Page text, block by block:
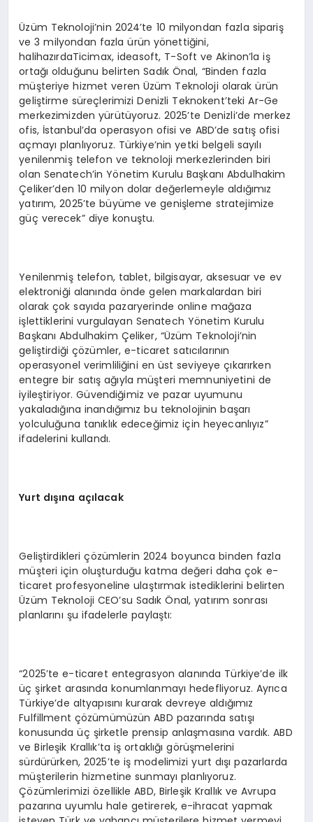
Üzüm Teknoloji’nin 2024’te 10 milyondan fazla sipariş
ve 3 milyondan fazla ürün yönettiğini,
halihazırdaTicimax, ideasoft, T-Soft ve Akinon’la iş
ortağı olduğunu belirten Sadık Önal, “Binden fazla
müşteriye hizmet veren Üzüm Teknoloji olarak ürün
geliştirme süreçlerimizi Denizli Teknokent’teki Ar-Ge
merkezimizden yürütüyoruz. 2025’te Denizli’de merkez
ofis, İstanbul’da operasyon ofisi ve ABD’de satış ofisi
açmayı planlıyoruz. Türkiye’nin yetki belgeli sayılı
yenilenmiş telefon ve teknoloji merkezlerinden biri
olan Senatech’in Yönetim Kurulu Başkanı Abdulhakim
Çeliker’den 10 milyon dolar değerlemeyle aldığımız
yatırım, 2025’te büyüme ve genişleme stratejimize
güç verecek” diye konuştu.
Yenilenmiş telefon, tablet, bilgisayar, aksesuar ve ev
elektroniği alanında önde gelen markalardan biri
olarak çok sayıda pazaryerinde online mağaza
işlettiklerini vurgulayan Senatech Yönetim Kurulu
Başkanı Abdulhakim Çeliker, “Üzüm Teknoloji’nin
geliştirdiği çözümler, e-ticaret satıcılarının
operasyonel verimliliğini en üst seviyeye çıkarırken
entegre bir satış ağıyla müşteri memnuniyetini de
iyileştiriyor. Güvendiğimiz ve pazar uyumunu
yakaladığına inandığımız bu teknolojinin başarı
yolculuğuna tanıklık edeceğimiz için heyecanlıyız”
ifadelerini kullandı.
Yurt dışına açılacak
Geliştirdikleri çözümlerin 2024 boyunca binden fazla
müşteri için oluşturduğu katma değeri daha çok e-
ticaret profesyoneline ulaştırmak istediklerini belirten
Üzüm Teknoloji CEO’su Sadık Önal, yatırım sonrası
planlarını şu ifadelerle paylaştı:
“2025’te e-ticaret entegrasyon alanında Türkiye’de ilk
üç şirket arasında konumlanmayı hedefliyoruz. Ayrıca
Türkiye’de altyapısını kurarak devreye aldığımız
Fulfillment çözümümüzün ABD pazarında satışı
konusunda üç şirketle prensip anlaşmasına vardık. ABD
ve Birleşik Krallık’ta iş ortaklığı görüşmelerini
sürdürürken, 2025’te iş modelimizi yurt dışı pazarlarda
müşterilerin hizmetine sunmayı planlıyoruz.
Çözümlerimizi özellikle ABD, Birleşik Krallık ve Avrupa
pazarına uyumlu hale getirerek, e-ihracat yapmak